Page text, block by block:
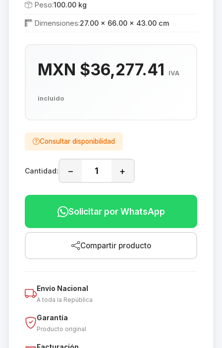
Peso:100.00 kg
Dimensiones:27.00 × 66.00 × 43.00 cm
MXN $36,277.41 IVA
incluido
Consultar disponibilidad
Cantidad: − +
Solicitar por WhatsApp
Compartir producto
Envío Nacional
A toda la República
Garantía
Producto original